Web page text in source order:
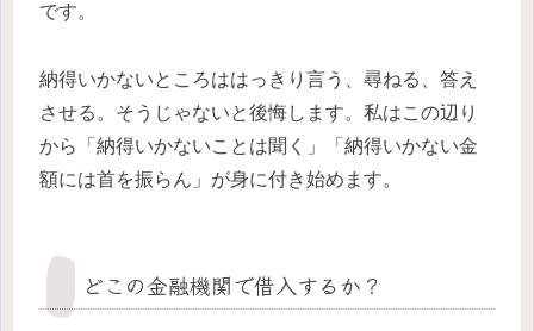
です。
納得いかないところははっきり言う、尋ねる、答え
させる。そうじゃないと後悔します。私はこの辺り
から「納得いかないことは聞く」「納得いかない金
額には首を振らん」が身に付き始めます。
どこの金融機関で借入するか？